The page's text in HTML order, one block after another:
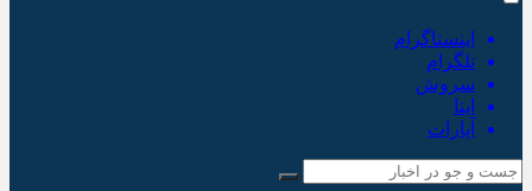
اینستاگرام
تلگرام
سروش
ایتا
آپارات